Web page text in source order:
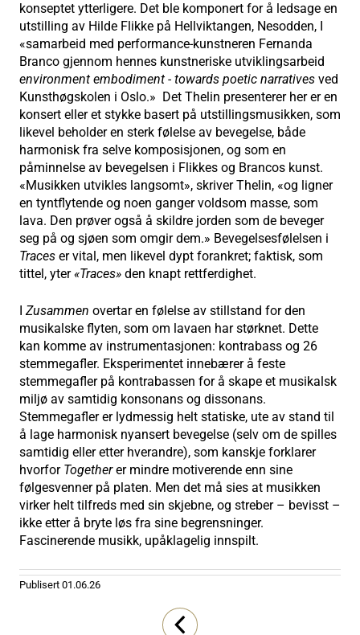
konseptet ytterligere. Det ble komponert for å ledsage en
utstilling av Hilde Flikke på Hellviktangen, Nesodden, I
«samarbeid med performance-kunstneren Fernanda
Branco gjennom hennes kunstneriske utviklingsarbeid
environment embodiment - towards poetic narratives ved
Kunsthøgskolen i Oslo.» Det Thelin presenterer her er en
konsert eller et stykke basert på utstillingsmusikken, som
likevel beholder en sterk følelse av bevegelse, både
harmonisk fra selve komposisjonen, og som en
påminnelse av bevegelsen i Flikkes og Brancos kunst.
«Musikken utvikles langsomt», skriver Thelin, «og ligner
en tyntflytende og noen ganger voldsom masse, som
lava. Den prøver også å skildre jorden som de beveger
seg på og sjøen som omgir dem.» Bevegelsesfølelsen i
Traces er vital, men likevel dypt forankret; faktisk, som
tittel, yter«Traces» den knapt rettferdighet.
I Zusammen overtar en følelse av stillstand for den
musikalske flyten, som om lavaen har størknet. Dette
kan komme av instrumentasjonen: kontrabass og 26
stemmegafler. Eksperimentet innebærer å feste
stemmegafler på kontrabassen for å skape et musikalsk
miljø av samtidig konsonans og dissonans.
Stemmegafler er lydmessig helt statiske, ute av stand til
å lage harmonisk nyansert bevegelse (selv om de spilles
samtidig eller etter hverandre), som kanskje forklarer
hvorfor Togetherer mindre motiverende enn sine
følgesvenner på platen. Men det må sies at musikken
virker helt tilfreds med sin skjebne, og streber – bevisst –
ikke etter å bryte løs fra sine begrensninger.
Fascinerende musikk, upåklagelig innspilt.
Publisert 01.06.26